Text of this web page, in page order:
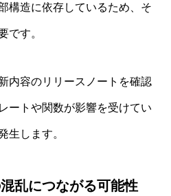
構造に依存しているため、そ
です。
内容のリリースノートを確認
ートや関数が影響を受けてい
生します。
乱につながる可能性